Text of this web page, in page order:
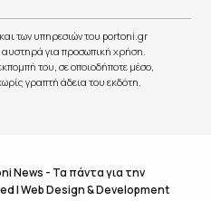
των υπηρεσιών του portoni.gr
αυστηρά για προσωπική χρήση.
του, σε οποιοδήποτε μέσο,
γραπτή άδεια του εκδότη.
News - Τα πάντα για την
|Web Design & Development